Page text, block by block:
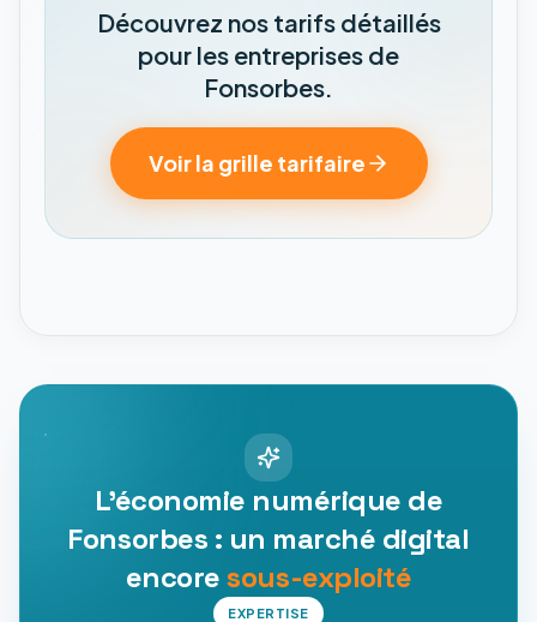
Découvrez nos tarifs détaillés
pour les entreprises de
Fonsorbes.
Voir la grille tarifaire
L'économie numérique de
Fonsorbes : un marché digital
encore sous-exploité
EXPERTISE